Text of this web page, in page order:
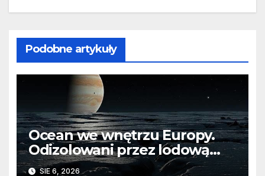
Podobne artykuły
Ocean we wnętrzu Europy.
Odizolowani przez lodową
barierę
SIE 6, 2026